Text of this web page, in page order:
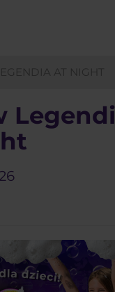
AT NIGHT